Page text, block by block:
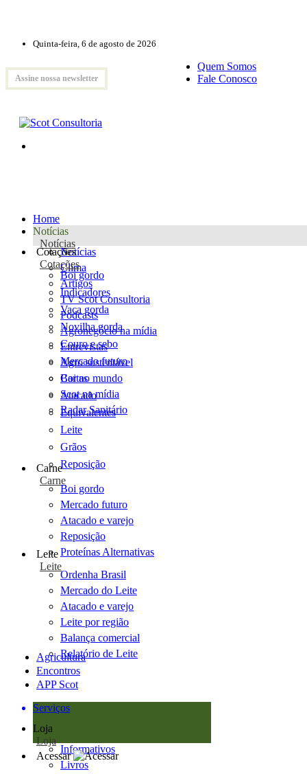
Quinta-feira, 6 de agosto de 2026
Assine nossa newsletter
Quem Somos
Fale Conosco
Home
Notícias
Notícias
Notícias
Clima
Artigos
TV Scot Consultoria
Podcasts
Agronegócio na mídia
Entrevistas
Agro sustentável
Cartas
Scot na mídia
Radar Sanitário
Cotações
Cotações
Boi gordo
Indicadores
Vaca gorda
Novilha gorda
Couro e sebo
Mercado futuro
Boi no mundo
Atacado
Equivalentes
Leite
Grãos
Reposição
Carne
Carne
Boi gordo
Mercado futuro
Atacado e varejo
Reposição
Proteínas Alternativas
Leite
Leite
Ordenha Brasil
Mercado do Leite
Atacado e varejo
Leite por região
Balança comercial
Relatório de Leite
Agricultura
Encontros
APP Scot
Serviços
Loja
Loja
Informativos
Livros
Acessar